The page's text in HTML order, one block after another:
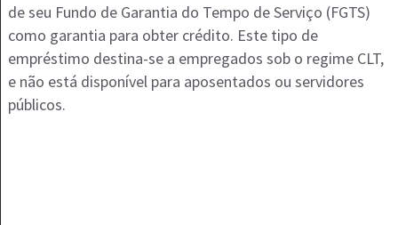
de seu Fundo de Garantia do Tempo de Serviço (FGTS)
como garantia para obter crédito. Este tipo de
empréstimo destina-se a empregados sob o regime CLT,
e não está disponível para aposentados ou servidores
públicos​.